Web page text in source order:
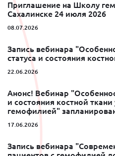
Приглашение на Школу
Сахалинске 24 июля 2026
08.07.2026
Запись вебинара
статуса и состояния
22.06.2026
Анонс! Вебинар
и состояния костной ткани
гемофилией"
17.06.2026
Запись вебинара